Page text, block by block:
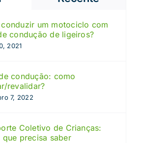
conduzir um motociclo com
condução de ligeiros?
2021
condução: como
revalidar?
7, 2022
Coletivo de Crianças:
precisa saber